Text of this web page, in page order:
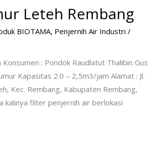
Leteh Rembang
BIOTAMA, Penjernih Air Industri /
: Pondok Raudlatut Thalibin Gus
Kapasitas 2.0 – 2,5m3/jam Alamat : Jl.
Kec. Rembang, Kabupaten Rembang,
kalinya filter penjernih air berlokasi